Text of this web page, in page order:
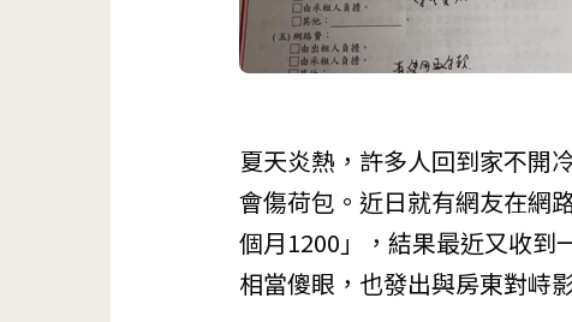
夏天炎熱，許多人回到家不開
會傷荷包。近日就有網友在網
個月1200」，結果最近又收到
相當傻眼，也發出與房東對峙